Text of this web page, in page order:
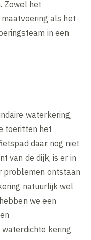
Zowel het
als het
in een
waterkering,
toeritten het
daar nog niet
van de dijk, is er in
problemen ontstaan
natuurlijk wel
we een
kering